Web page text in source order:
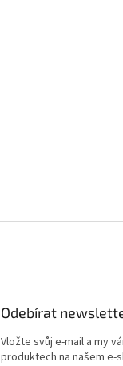
Odebírat
Vložte svůj e-mail a my
produktech na našem e-